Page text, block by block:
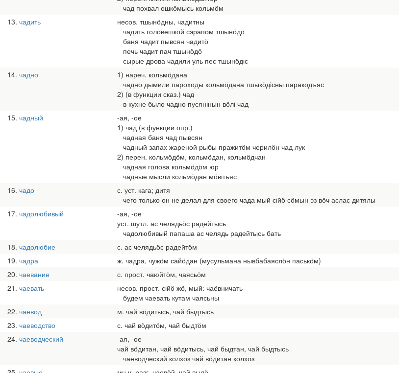
чад похвал ошкӧмысь кольмӧм
13 чадить
несов. тшынӧдны, чадитны
чадить головешкой сэрапом тшынӧдӧ
баня чадит пывсян чадитӧ
печь чадит пач тшынӧдӧ
сырые дрова чадили уль пес тшынӧдіс
14 чадно
1) нареч. кольмӧдана
чадно дымили пароходы кольмӧдана тшыкӧдісны паракодъяс
2) (в функции сказ.) чад
в кухне было чадно пусянінын вӧлі чад
15 чадный
-ая, -ое
1) чад (в функции опр.)
чадная баня чад пывсян
чадный запах жареной рыбы пражитӧм черилӧн чад лук
2) перен. кольмӧдӧм, кольмӧдан, кольмӧдчан
чадная голова кольмӧдӧм юр
чадные мысли кольмӧдан мӧвпъяс
16 чадо
с. уст. кага; дитя
чего только он не делал для своего чада мый сійӧ сӧмын эз вӧч аслас дитялы
17 чадолюбивый
-ая, -ое
уст. шутл. ас челядьӧс радейтысь
чадолюбивый папаша ас челядь радейтысь бать
18 чадолюбие
с. ас челядьӧс радейтӧм
19 чадра
ж. чадра, чужӧм сайӧдан (мусульмана нывбабаяслӧн паськӧм)
20 чаевание
с. прост. чаюйтӧм, чаясьӧм
21 чаевать
несов. прост. сійӧ жӧ, мый: чаёвничать
будем чаевать кутам чаясьны
22 чаевод
м. чай вӧдитысь, чай быдтысь
23 чаеводство
с. чай вӧдитӧм, чай быдтӧм
24 чаеводческий
-ая, -ое
чай вӧдитан, чай вӧдитысь, чай быдтан, чай быдтысь
чаеводческий колхоз чай вӧдитан колхоз